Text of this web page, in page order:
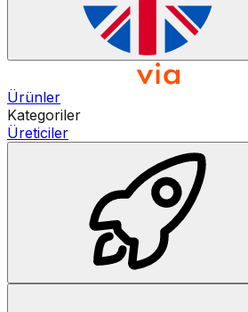
Ürünler
Kategoriler
Üreticiler